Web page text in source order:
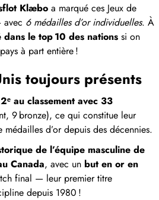
Klæbo a marqué ces Jeux de
avec 6 médailles d’or individuelles. À
le top 10 des nations si on
à part entière !
toujours présents
2ᵉ au classement avec 33
9 bronze), ce qui constitue leur
d’or depuis des décennies.
de l’équipe masculine de
Canada, avec un but en or en
final — leur premier titre
depuis 1980 !